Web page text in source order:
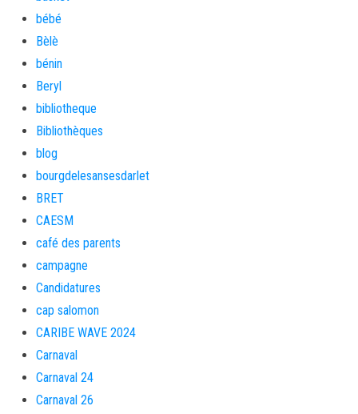
bébé
Bèlè
bénin
Beryl
bibliotheque
Bibliothèques
blog
bourgdelesansesdarlet
BRET
CAESM
café des parents
campagne
Candidatures
cap salomon
CARIBE WAVE 2024
Carnaval
Carnaval 24
Carnaval 26